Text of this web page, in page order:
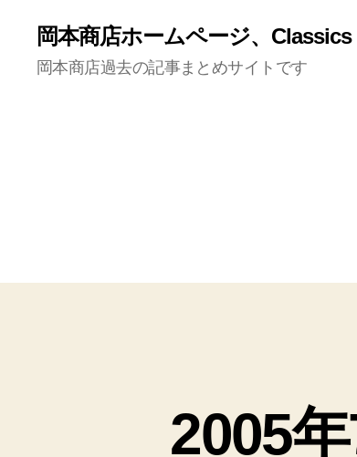
岡本商店ホームページ、Classics
岡本商店過去の記事まとめサイトです
2005